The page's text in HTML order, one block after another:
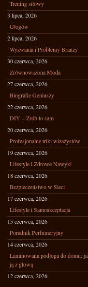
Trening siłowy
3 lipca, 2026
Głogów
2 lipca, 2026
Wyzwania i Problemy Branży
30 czerwca, 2026
Zrównoważona Moda
27 czerwca, 2026
Biografie Geniuszy
22 czerwca, 2026
DIY – Zrób to sam
20 czerwca, 2026
Profesjonalne triki wizażystów
19 czerwca, 2026
Lifestyle i Zdrowe Nawyki
18 czerwca, 2026
Bezpieczeństwo w Sieci
17 czerwca, 2026
Lifestyle i Samoakceptacja
15 czerwca, 2026
Poradnik Perfumeryjny
14 czerwca, 2026
Laminowana podłoga do domu:
ją z głową
12 czerwca, 2026